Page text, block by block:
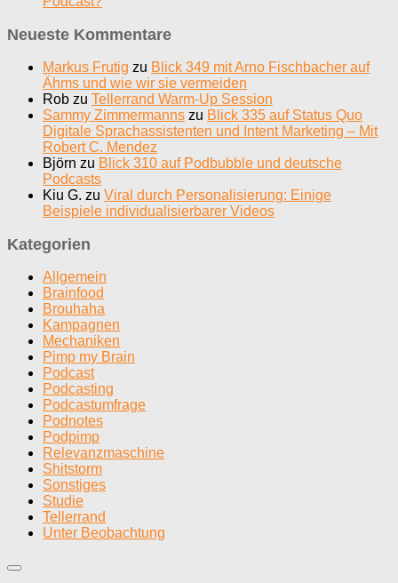
Neueste Kommentare
Markus Frutig zu Blick 349 mit Arno Fischbacher auf
Ähms und wie wir sie vermeiden
Rob zu Tellerrand Warm-Up Session
Sammy Zimmermanns zu Blick 335 auf Status Quo
Digitale Sprachassistenten und Intent Marketing – Mit
Robert C. Mendez
Björn zu Blick 310 auf Podbubble und deutsche
Podcasts
Kiu G. zu Viral durch Personalisierung: Einige
Beispiele individualisierbarer Videos
Kategorien
Allgemein
Brainfood
Brouhaha
Kampagnen
Mechaniken
Pimp my Brain
Podcast
Podcasting
Podcastumfrage
Podnotes
Podpimp
Relevanzmaschine
Shitstorm
Sonstiges
Studie
Tellerrand
Unter Beobachtung